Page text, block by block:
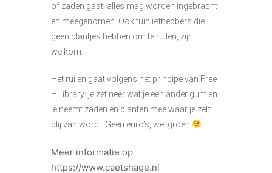
of zaden gaat, alles mag worden ingebracht
en meegenomen. Ook tuinliefhebbers die
geen plantjes hebben om te ruilen, zijn
welkom.
Het ruilen gaat volgens het principe van Free
– Library: je zet neer wat je een ander gunt en
je neemt zaden en planten mee waar je zelf
blij van wordt. Geen euro’s, wel groen
Meer informatie op
https://www.caetshage.nl